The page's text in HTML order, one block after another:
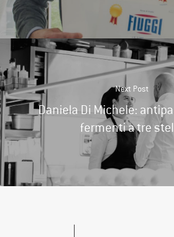
Next Post
Daniela Di Michele:
fermenti a tre